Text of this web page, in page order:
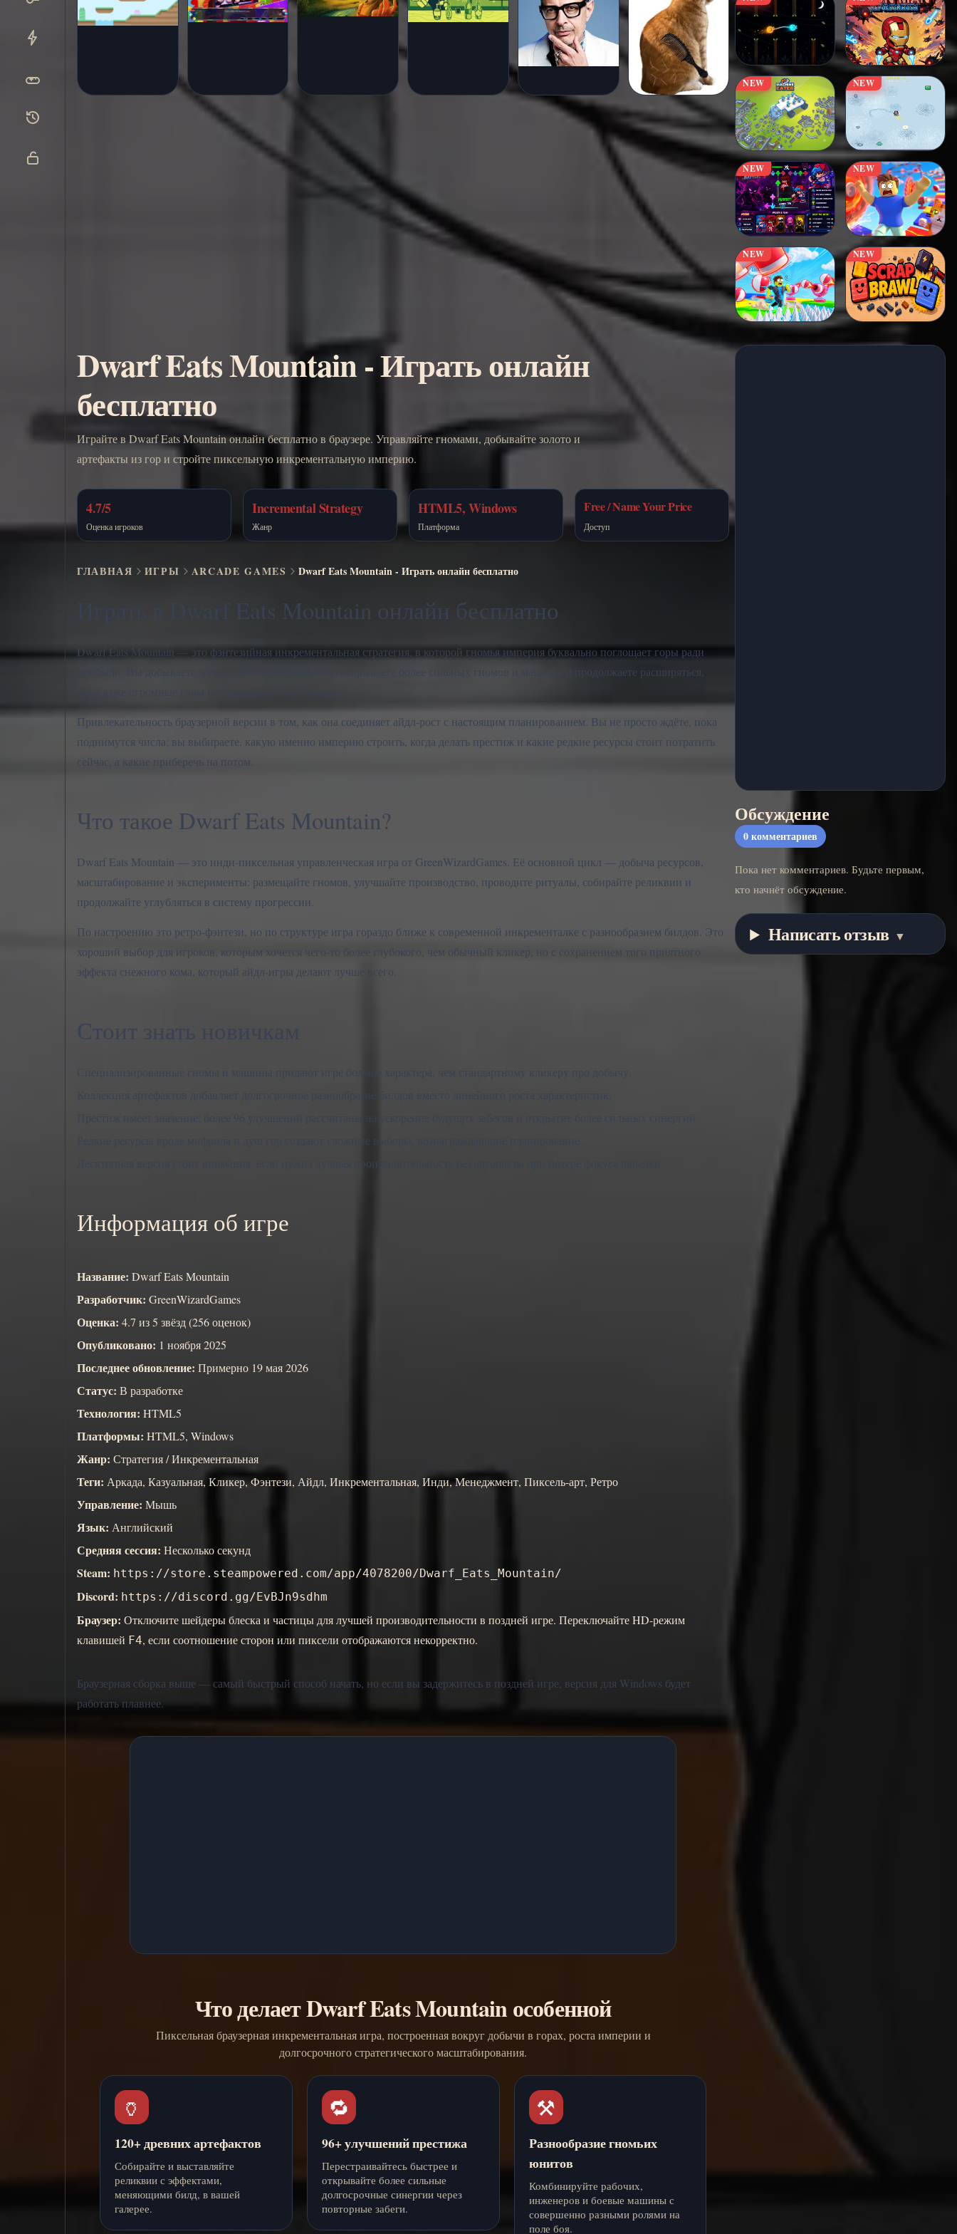
NEW NEW
NEW NEW
NEW NEW
Dwarf Eats Mountain - Играть онлайн
бесплатно
Играйте в Dwarf Eats Mountain онлайн бесплатно в браузере. Управляйте гномами, добывайте золото и
артефакты из гор и стройте пиксельную инкрементальную империю.
4.7/5
Оценка игроков
Incremental Strategy
Жанр
HTML5, Windows
Платформа
Free / Name Your Price
Доступ
ГЛАВНАЯ ИГРЫ ARCADE GAMES Dwarf Eats Mountain - Играть онлайн бесплатно
Играть в Dwarf Eats Mountain онлайн бесплатно
Dwarf Eats Mountain — это фэнтезийная инкрементальная стратегия, в которой гномья империя буквально поглощает горы ради
прибыли. Вы добываете золото, находите артефакты, открываете более сильных гномов и машины и продолжаете расширяться,
Привлекательность браузерной версии в том, как она соединяет айдл-рост с настоящим планированием. Вы не просто ждёте, пока
поднимутся числа; вы выбираете, какую именно империю строить, когда делать престиж и какие редкие ресурсы стоит потратить
сейчас, а какие приберечь на потом.
Что такое Dwarf Eats Mountain?
Dwarf Eats Mountain — это инди-пиксельная управленческая игра от GreenWizardGames. Её основной цикл — добыча ресурсов,
масштабирование и эксперименты: размещайте гномов, улучшайте производство, проводите ритуалы, собирайте реликвии и
продолжайте углубляться в систему прогрессии.
По настроению это ретро-фэнтези, но по структуре игра гораздо ближе к современной инкременталке с разнообразием билдов. Это
хороший выбор для игроков, которым хочется чего-то более глубокого, чем обычный кликер, но с сохранением того приятного
эффекта снежного кома, который айдл-игры делают лучше всего.
Стоит знать новичкам
Специализированные гномы и машины придают игре больше характера, чем стандартному кликеру про добычу.
Коллекция артефактов добавляет долгосрочное разнообразие билдов вместо линейного роста характеристик.
Престиж имеет значение: более 96 улучшений рассчитаны на ускорение будущих забегов и открытие более сильных синергий.
Редкие ресурсы вроде мифрила и душ гор создают сложные выборы, вознаграждающие планирование.
Десктопная версия стоит внимания, если нужна лучшая производительность без автопаузы при потере фокуса вкладки.
Информация об игре
Название: Dwarf Eats Mountain
Разработчик: GreenWizardGames
Оценка: 4.7 из 5 звёзд (256 оценок)
Опубликовано: 1 ноября 2025
Последнее обновление: Примерно 19 мая 2026
Статус: В разработке
Технология: HTML5
Платформы: HTML5, Windows
Жанр: Стратегия / Инкрементальная
Теги: Аркада, Казуальная, Кликер, Фэнтези, Айдл, Инкрементальная, Инди, Менеджмент, Пиксель-арт, Ретро
Управление: Мышь
Язык: Английский
Средняя сессия: Несколько секунд
Steam: https://store.steampowered.com/app/4078200/Dwarf_Eats_Mountain/
Discord: https://discord.gg/EvBJn9sdhm
Браузер: Отключите шейдеры блеска и частицы для лучшей производительности в поздней игре. Переключайте HD-режим
клавишей F4, если соотношение сторон или пиксели отображаются некорректно.
Браузерная сборка выше — самый быстрый способ начать, но если вы задержитесь в поздней игре, версия для Windows будет
работать плавнее.
Что делает Dwarf Eats Mountain особенной
Пиксельная браузерная инкрементальная игра, построенная вокруг добычи в горах, роста империи и
долгосрочного стратегического масштабирования.
🏺
120+ древних артефактов
Собирайте и выставляйте
реликвии с эффектами,
меняющими билд, в вашей
галерее.
🔁
96+ улучшений престижа
Перестраивайтесь быстрее и
открывайте более сильные
долгосрочные синергии через
повторные забеги.
⚒️
Разнообразие гномьих
юнитов
Комбинируйте рабочих,
инженеров и боевые машины с
совершенно разными ролями на
поле боя.
Обсуждение
0 комментариев
Пока нет комментариев. Будьте первым,
кто начнёт обсуждение.
Написать отзыв ▼